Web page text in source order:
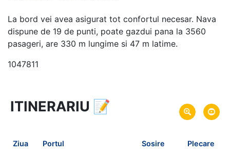
La bord vei avea asigurat tot confortul necesar. Nava
dispune de 19 de punti, poate gazdui pana la 3560
pasageri, are 330 m lungime si 47 m latime.
1047811
27 zile vacanta de croaziera in
Fiordurile Norvegiene -link oferta
Plecare pe 04 Oct 2028 din Southampton, Anglia
ITINERARIU 📝
Ziua Portul Sosire Plecare